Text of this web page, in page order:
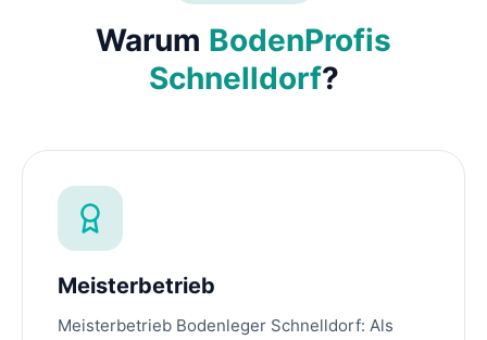
Warum BodenProfis
Schnelldorf?
Meisterbetrieb
Meisterbetrieb Bodenleger Schnelldorf: Als